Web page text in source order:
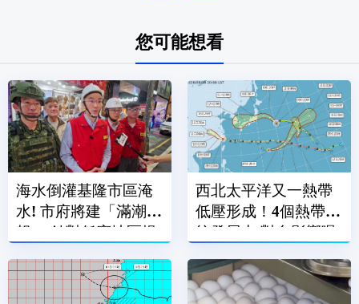
您可能想看
海水倒灌基隆市區淹
水! 市府將建「滿潮警
報」 針對低窪地區提
西北太平洋又一熱帶
低壓形成！4個熱帶系
統發展中 對台影響曝